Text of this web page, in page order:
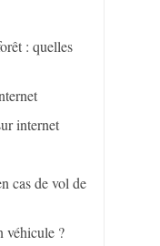
: quelles
internet
cas de vol de
véhicule ?